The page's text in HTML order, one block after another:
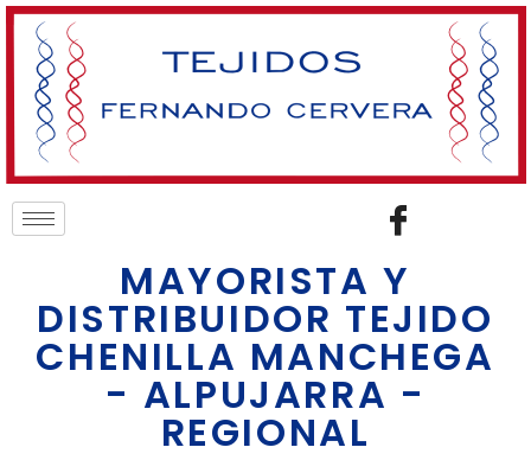
MAYORISTA Y
DISTRIBUIDOR TEJIDO
CHENILLA MANCHEGA
- ALPUJARRA -
REGIONAL